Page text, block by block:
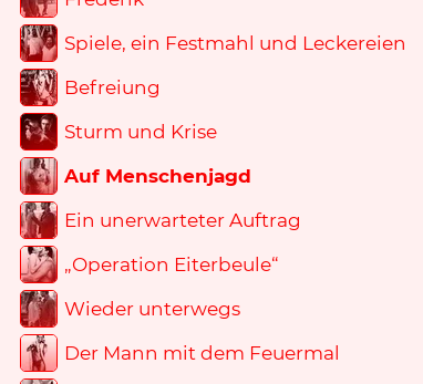
Spiele, ein Festmahl und Leckereien
Befreiung
Sturm und Krise
Auf Menschenjagd
Ein unerwarteter Auftrag
„Operation Eiterbeule“
Wieder unterwegs
Der Mann mit dem Feuermal